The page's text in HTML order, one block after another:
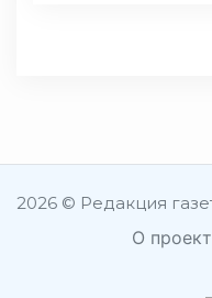
2026 © Редакция
О